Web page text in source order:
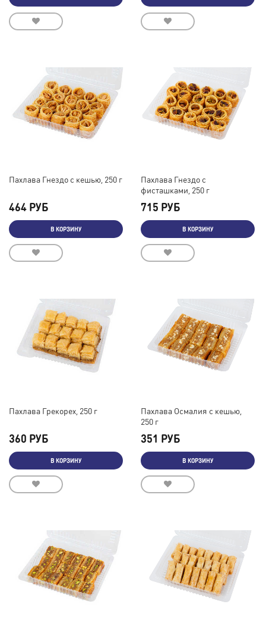
Пахлава Гнездо с кешью, 250 г
464 РУБ
В КОРЗИНУ
Пахлава Гнездо с
фисташками, 250 г
715 РУБ
В КОРЗИНУ
Пахлава Грекорех, 250 г
360 РУБ
В КОРЗИНУ
Пахлава Осмалия с кешью,
250 г
351 РУБ
В КОРЗИНУ